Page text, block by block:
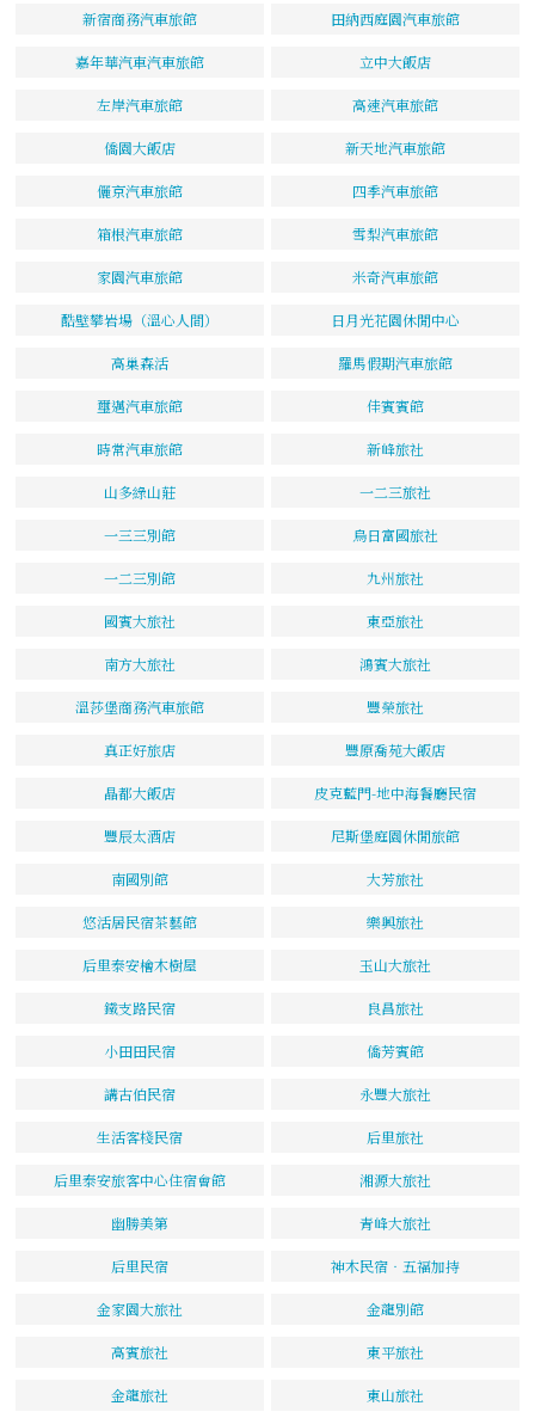
新宿商務汽車旅館 田納西庭園汽車旅館
嘉年華汽車汽車旅館 立中大飯店
左岸汽車旅館 高速汽車旅館
僑園大飯店 新天地汽車旅館
儷京汽車旅館 四季汽車旅館
箱根汽車旅館 雪梨汽車旅館
家園汽車旅館 米奇汽車旅館
酷壁攀岩場（溫心人間） 日月光花園休閒中心
高巢森活 羅馬假期汽車旅館
璽邁汽車旅館 佳賓賓館
時常汽車旅館 新峰旅社
山多綠山莊 一二三旅社
一三三別館 烏日富國旅社
一二三別館 九州旅社
國賓大旅社 東亞旅社
南方大旅社 鴻賓大旅社
溫莎堡商務汽車旅館 豐榮旅社
真正好旅店 豐原喬苑大飯店
晶都大飯店 皮克藍門-地中海餐廳民宿
豐辰太酒店 尼斯堡庭園休閒旅館
南國別館 大芳旅社
悠活居民宿茶藝館 樂興旅社
后里泰安檜木樹屋 玉山大旅社
鐵支路民宿 良昌旅社
小田田民宿 僑芳賓館
講古伯民宿 永豐大旅社
生活客棧民宿 后里旅社
后里泰安旅客中心住宿會館 湘源大旅社
幽勝美第 青峰大旅社
后里民宿 神木民宿‧五福加持
金家園大旅社 金龍別館
高賓旅社 東平旅社
金龍旅社 東山旅社